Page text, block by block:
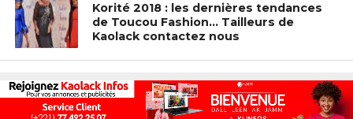
Korité 2018 : les dernières tendances
de Toucou Fashion… Tailleurs de
Kaolack contactez nous